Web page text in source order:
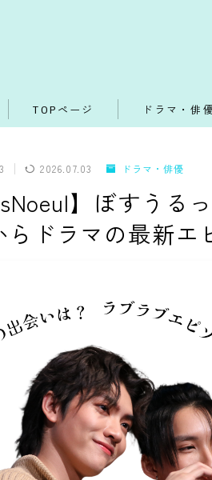
TOPページ ドラマ・俳
2026.07.03 ドラマ・俳優
】ぼすうる
らドラマの最新エ